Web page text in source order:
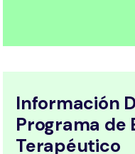
Información
Programa de
Terapéutico